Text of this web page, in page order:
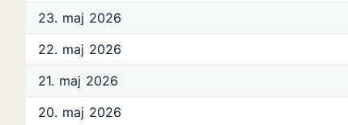
23. maj 2026
22. maj 2026
21. maj 2026
20. maj 2026